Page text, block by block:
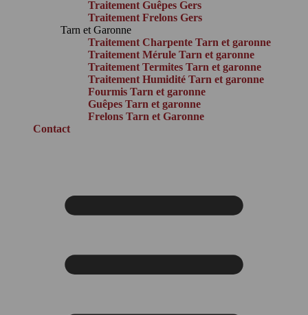
Traitement Guêpes Gers
Traitement Frelons Gers
Tarn et Garonne
Traitement Charpente Tarn et garonne
Traitement Mérule Tarn et garonne
Traitement Termites Tarn et garonne
Traitement Humidité Tarn et garonne
Fourmis Tarn et garonne
Guêpes Tarn et garonne
Frelons Tarn et Garonne
Contact